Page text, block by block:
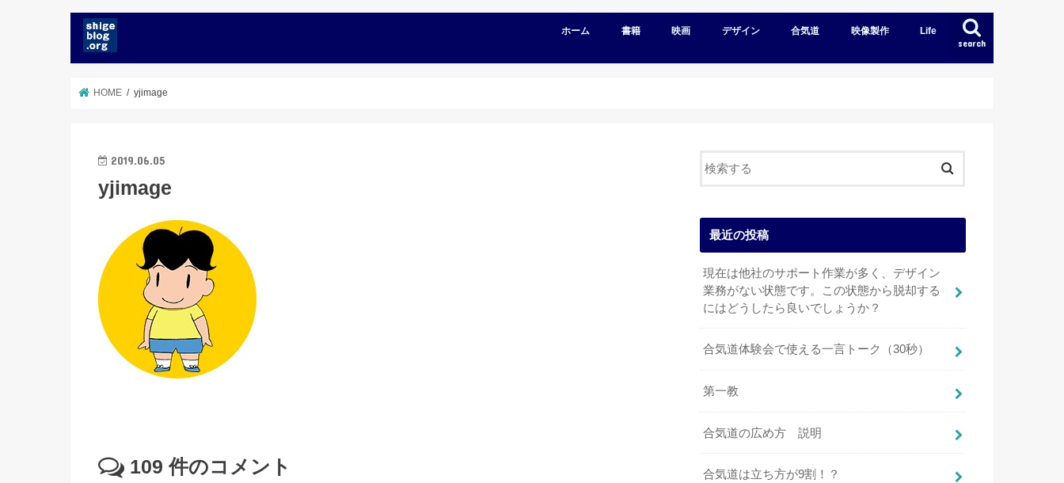
search
ホーム 書籍 映画 デザイン 合気道 映像製作 Life
HOME yjimage
2019.06.05
yjimage
109 件のコメント
最近の投稿
現在は他社のサポート作業が多く、デザイン
業務がない状態です。この状態から脱却する
にはどうしたら良いでしょうか？
合気道体験会で使える一言トーク（30秒）
第一教
合気道の広め方 説明
合気道は立ち方が9割！？